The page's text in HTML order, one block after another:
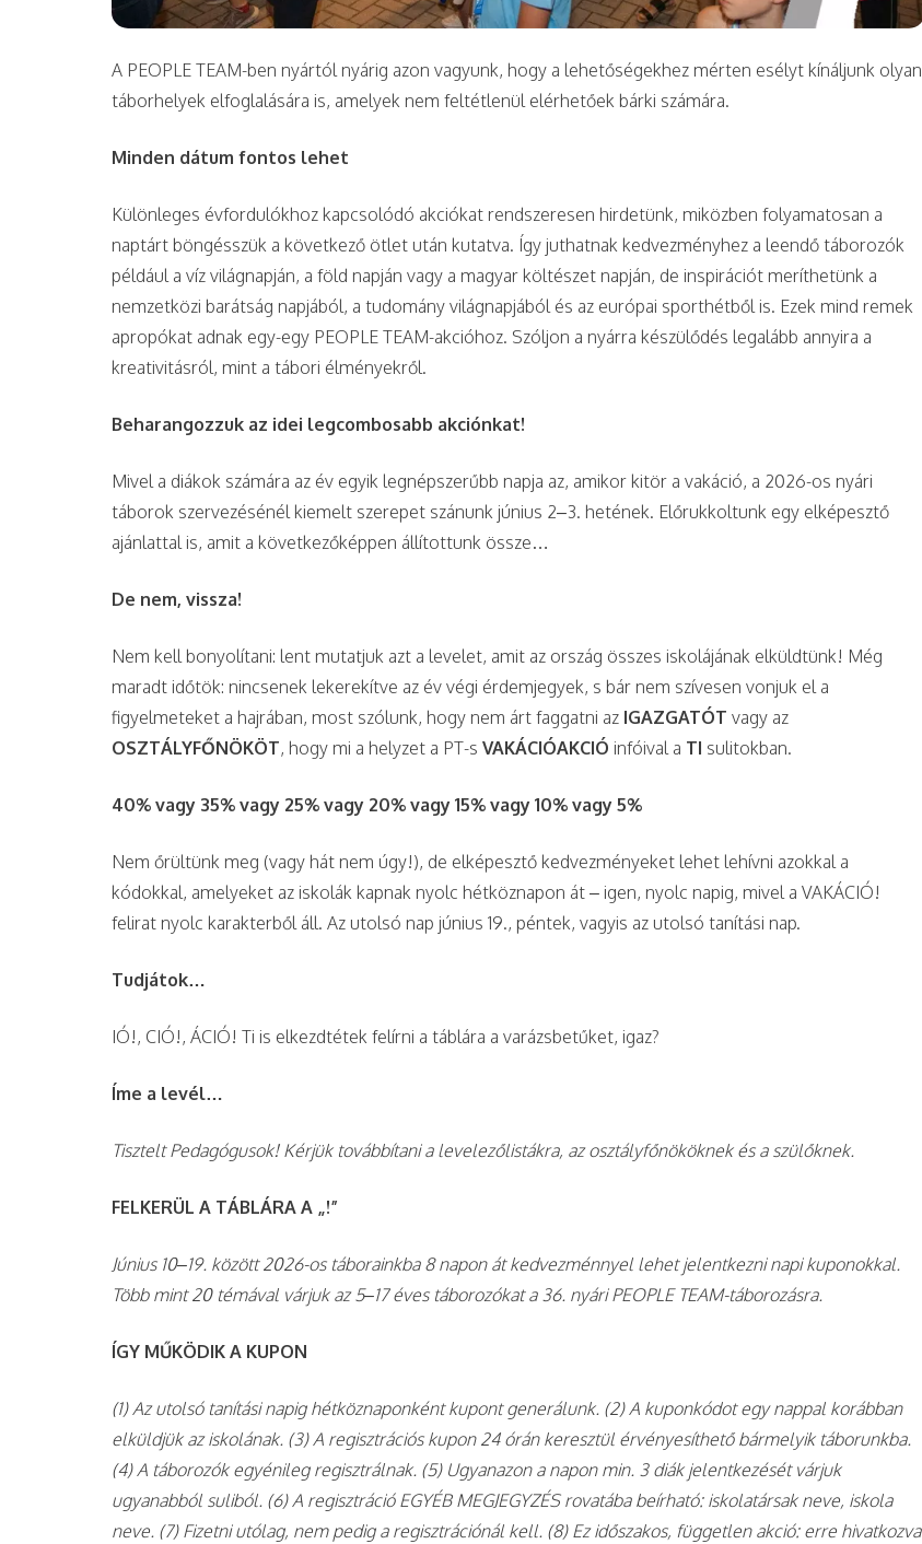
A PEOPLE TEAM-ben nyártól nyárig azon vagyunk, hogy a lehetőségekhez mérten esélyt kínáljunk olyan
táborhelyek elfoglalására is, amelyek nem feltétlenül elérhetőek bárki számára.
Minden dátum fontos lehet
Különleges évfordulókhoz kapcsolódó akciókat rendszeresen hirdetünk, miközben folyamatosan a
naptárt böngésszük a következő ötlet után kutatva. Így juthatnak kedvezményhez a leendő táborozók
például a víz világnapján, a föld napján vagy a magyar költészet napján, de inspirációt meríthetünk a
nemzetközi barátság napjából, a tudomány világnapjából és az európai sporthétből is. Ezek mind remek
apropókat adnak egy-egy PEOPLE TEAM-akcióhoz. Szóljon a nyárra készülődés legalább annyira a
kreativitásról, mint a tábori élményekről.
Beharangozzuk az idei legcombosabb akciónkat!
Mivel a diákok számára az év egyik legnépszerűbb napja az, amikor kitör a vakáció, a 2026-os nyári
táborok szervezésénél kiemelt szerepet szánunk június 2–3. hetének. Előrukkoltunk egy elképesztő
ajánlattal is, amit a következőképpen állítottunk össze…
De nem, vissza!
Nem kell bonyolítani: lent mutatjuk azt a levelet, amit az ország összes iskolájának elküldtünk! Még
maradt időtök: nincsenek lekerekítve az év végi érdemjegyek, s bár nem szívesen vonjuk el a
figyelmeteket a hajrában, most szólunk, hogy nem árt faggatni az IGAZGATÓT vagy az
OSZTÁLYFŐNÖKÖT, hogy mi a helyzet a PT-s VAKÁCIÓAKCIÓ infóival a TI sulitokban.
40% vagy 35% vagy 25% vagy 20% vagy 15% vagy 10% vagy 5%
Nem őrültünk meg (vagy hát nem úgy!), de elképesztő kedvezményeket lehet lehívni azokkal a
kódokkal, amelyeket az iskolák kapnak nyolc hétköznapon át – igen, nyolc napig, mivel a VAKÁCIÓ!
felirat nyolc karakterből áll. Az utolsó nap június 19., péntek, vagyis az utolsó tanítási nap.
Tudjátok…
IÓ!, CIÓ!, ÁCIÓ! Ti is elkezdtétek felírni a táblára a varázsbetűket, igaz?
Íme a levél…
Tisztelt Pedagógusok! Kérjük továbbítani a levelezőlistákra, az osztályfőnököknek és a szülőknek.
FELKERÜL A TÁBLÁRA A „!”
Június 10–19. között 2026-os táborainkba 8 napon át kedvezménnyel lehet jelentkezni napi kuponokkal.
Több mint 20 témával várjuk az 5–17 éves táborozókat a 36. nyári PEOPLE TEAM-táborozásra.
ÍGY MŰKÖDIK A KUPON
(1) Az utolsó tanítási napig hétköznaponként kupont generálunk. (2) A kuponkódot egy nappal korábban
elküldjük az iskolának. (3) A regisztrációs kupon 24 órán keresztül érvényesíthető bármelyik táborunkba.
(4) A táborozók egyénileg regisztrálnak. (5) Ugyanazon a napon min. 3 diák jelentkezését várjuk
ugyanabból suliból. (6) A regisztráció EGYÉB MEGJEGYZÉS rovatába beírható: iskolatársak neve, iskola
neve. (7) Fizetni utólag, nem pedig a regisztrációnál kell. (8) Ez időszakos, független akció: erre hivatkozva